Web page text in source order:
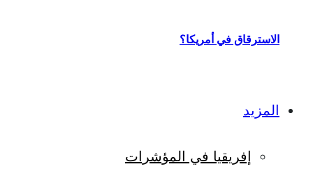
الاسترقاق في أمريكا؟
المزيد
إفريقيا في المؤشرات